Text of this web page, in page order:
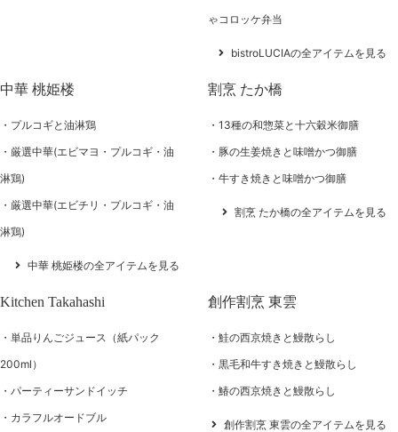
ゃコロッケ弁当
bistroLUCIAの全アイテムを見る
中華 桃姫楼
プルコギと油淋鶏
厳選中華(エビマヨ・プルコギ・油
淋鶏)
厳選中華(エビチリ・プルコギ・油
淋鶏)
中華 桃姫楼の全アイテムを見る
割烹 たか橋
13種の和惣菜と十六穀米御膳
豚の生姜焼きと味噌かつ御膳
牛すき焼きと味噌かつ御膳
割烹 たか橋の全アイテムを見る
Kitchen Takahashi
単品りんごジュース（紙パック
200ml）
パーティーサンドイッチ
カラフルオードブル
創作割烹 東雲
鮭の西京焼きと鰻散らし
黒毛和牛すき焼きと鰻散らし
鰆の西京焼きと鰻散らし
創作割烹 東雲の全アイテムを見る